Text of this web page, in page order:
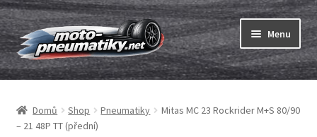
Přeskočit
na
navigaci
Přejít
k
obsahu
webu
Menu
Pneumatiky
Expand
menu
Duše & ráfkové pásky
Expand
Domů Shop Pneumatiky
Mitas MC 23 Rockrider M+S 80/90
– 21 48P TT (přední)